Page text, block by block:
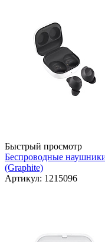
Быстрый просмотр
Беспроводные
(Graphite)
Артикул: 1215096